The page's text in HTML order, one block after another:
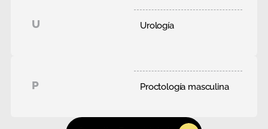
U Urología
P Proctología masculina